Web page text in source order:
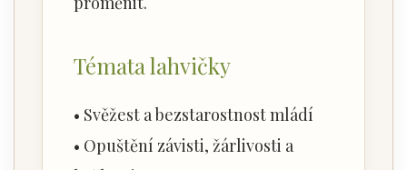
Témata lahvičky
• Svěžest a bezstarostnost mládí
• Opuštění závisti, žárlivosti a